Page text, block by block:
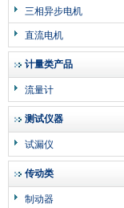
三相异步电机
直流电机
计量类产品
流量计
测试仪器
试漏仪
传动类
制动器